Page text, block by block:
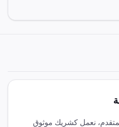
نعمل كشريك موثوق